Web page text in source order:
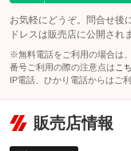
自動ライト
オートライト
自動ハイビー
オートマチックハ
頸部衝撃緩和
USB入力端子
：装備なし
100V電源
：装備なし
レンタカーアップ
：装備なし
電動格納ミラー
キーレス
：装備あり
：装備なし
バックカメラ
：装備あり
エアロ
ローダウン
：装備なし
お気軽にどうぞ。問合せ後
ドレスは販売店に公開され
※無料電話をご利用の場合は
番号ご利用の際の注意点は こ
IP電話、ひかり電話からはご
販売店情報